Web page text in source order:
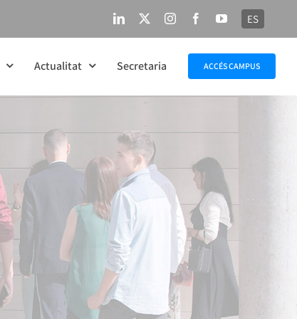
LinkedIn InstagramFacebookYouTube
ES
Actualitat Secretaria ACCÉS CAMPUS